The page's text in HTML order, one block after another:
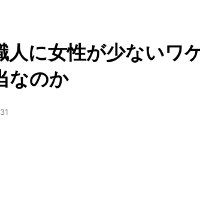
人に女性が少ないワ
なのか